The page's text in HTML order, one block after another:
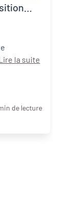
la suite
de lecture